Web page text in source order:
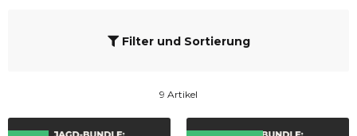
Filter und Sortierung
9 Artikel